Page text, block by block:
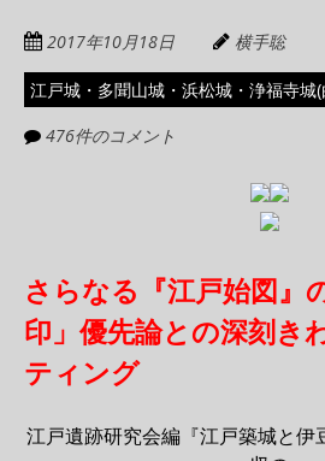
2017年10月18日 横手聡
江戸城・多聞山城・浜松城・浄福寺城
476件のコメント
さらなる『江戸始図』
印」優先論との深刻き
ティング
江戸遺跡研究会編『江戸築城と伊